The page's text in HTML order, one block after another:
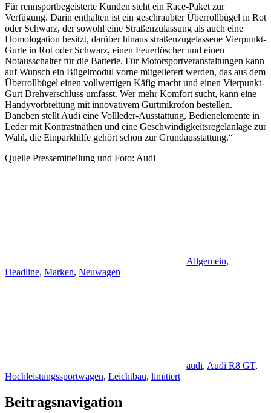
Für rennsportbegeisterte Kunden steht ein Race-Paket zur
Verfügung. Darin enthalten ist ein geschraubter Überrollbügel in Rot
oder Schwarz, der sowohl eine Straßenzulassung als auch eine
Homologation besitzt, darüber hinaus straßen­zugelassene Vierpunkt-
Gurte in Rot oder Schwarz, einen Feuerlöscher und einen
Notausschalter für die Batterie. Für Motorsportveranstaltungen kann
auf Wunsch ein Bügelmodul vorne mitgeliefert werden, das aus dem
Überrollbügel einen voll­wertigen Käfig macht und einen Vierpunkt-
Gurt Drehverschluss umfasst. Wer mehr Komfort sucht, kann eine
Handyvorbreitung mit innovativem Gurtmikrofon bestellen.
Daneben stellt Audi eine Vollleder-Ausstattung, Bedienelemente in
Leder mit Kontrastnäthen und eine Geschwindigkeitsregelanlage zur
Wahl, die Einpark­hilfe gehört schon zur Grundausstattung.“
Quelle Pressemitteilung und Foto: Audi
Allgemein,
Headline, Marken, Neuwagen
audi, Audi R8 GT,
Hochleistungssportwagen, Leichtbau, limitiert
Beitragsnavigation